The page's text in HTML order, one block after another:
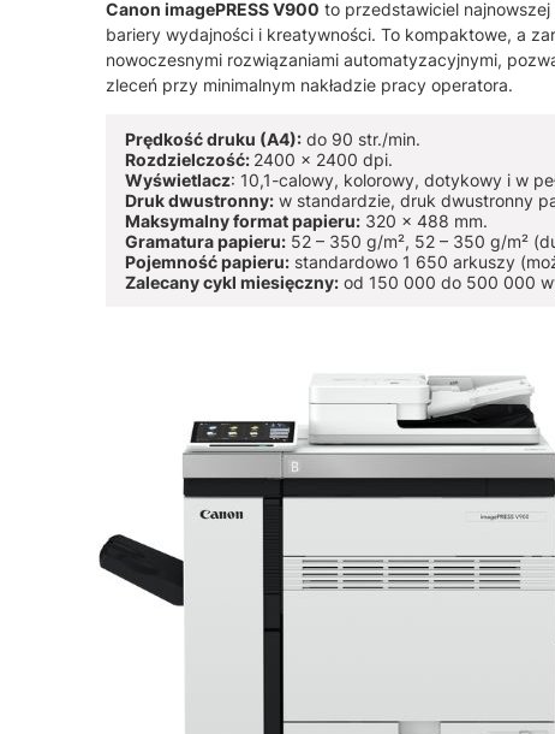
Canon imagePRESS V900 to przedstawiciel
bariery wydajności i kreatywności. To kompaktowe, a
nowoczesnymi rozwiązaniami automatyzacyjnymi,
zleceń przy minimalnym nakładzie pracy operatora.
Prędkość druku (A4): do 90 str./min.
Rozdzielczość: 2400 x 2400 dpi.
Wyświetlacz: 10,1-calowy, kolorowy, dotykowy i w
Druk dwustronny: w standardzie, druk dwustronny
Maksymalny format papieru: 320 x 488 mm.
Gramatura papieru: 52 – 350 g/m², 52 – 350 g/m²
Pojemność papieru: standardowo 1 650 arkuszy
Zalecany cykl miesięczny: od 150 000 do 500 000